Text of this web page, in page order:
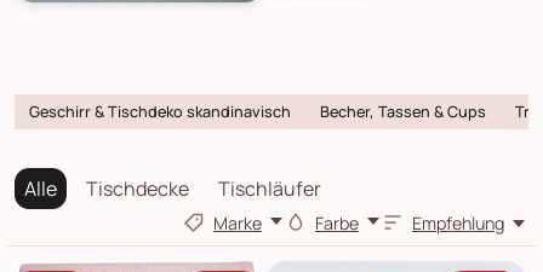
Geschirr & Tischdeko skandinavisch Becher, Tassen & Cups
Alle Tischdecke Tischläufer
Marke Farbe Empfehlung